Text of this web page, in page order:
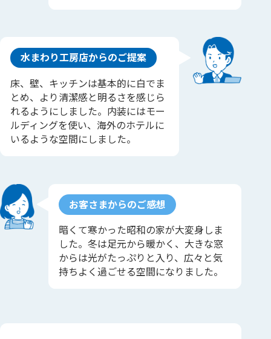
水まわり工房店からのご提案
床、壁、キッチンは基本的に白でま
とめ、より清潔感と明るさを感じら
れるようにしました。内装にはモー
ルディングを使い、海外のホテルに
いるような空間にしました。
お客さまからのご感想
暗くて寒かった昭和の家が大変身しま
した。冬は足元から暖かく、大きな窓
からは光がたっぷりと入り、広々と気
持ちよく過ごせる空間になりました。